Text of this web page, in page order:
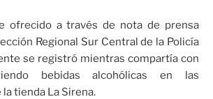
ofrecido a través de nota de prensa
Regional Sur Central de la Policía
se registró mientras compartía con
bebidas alcohólicas en las
tienda La Sirena.